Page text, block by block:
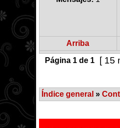
Arriba
Página 1de 1 [ 15
Índice general »